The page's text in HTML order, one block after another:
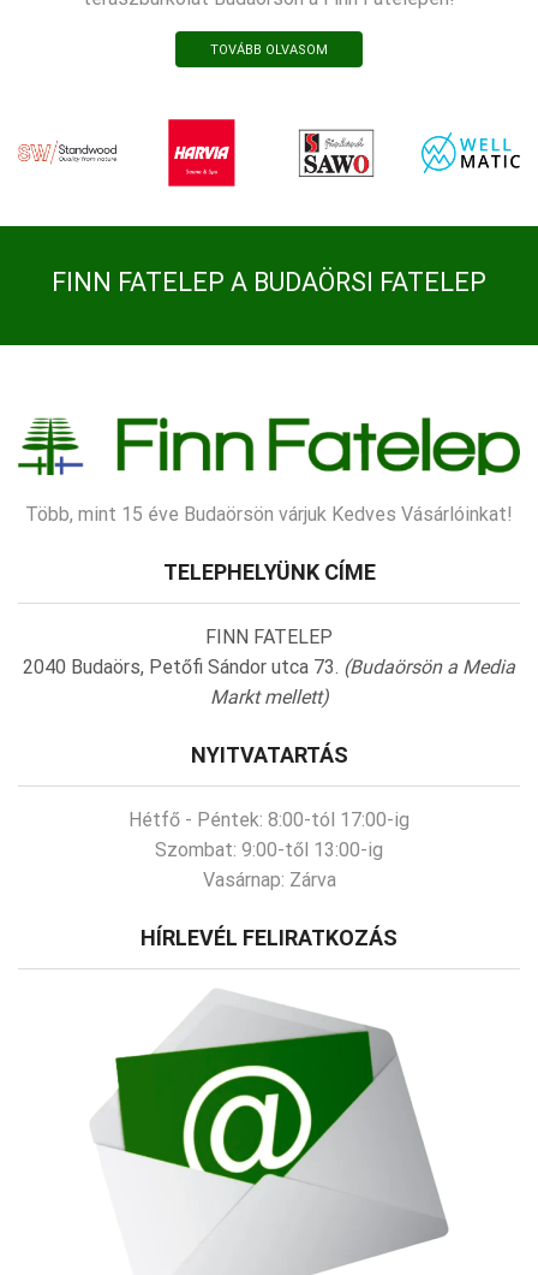
TOVÁBB OLVASOM
FINN FATELEP A BUDAÖRSI FATELEP
Több, mint 15 éve Budaörsön várjuk Kedves Vásárlóinkat!
TELEPHELYÜNK CÍME
FINN FATELEP
2040 Budaörs, Petőfi Sándor utca 73. (Budaörsön a Media
Markt mellett)
NYITVATARTÁS
Hétfő - Péntek: 8:00-tól 17:00-ig
Szombat: 9:00-től 13:00-ig
Vasárnap: Zárva
HÍRLEVÉL FELIRATKOZÁS